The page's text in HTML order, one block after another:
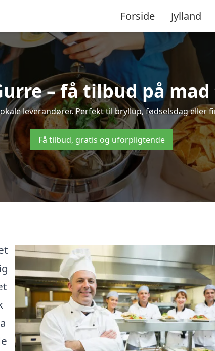
Forside Jylland
– få tilbud på
leverandører. Perfekt til bryllup, fødselsdag eller
Få tilbud, gratis og uforpligtende